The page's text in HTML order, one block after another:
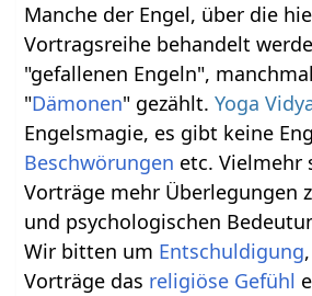
Manche der Engel, über die
Vortragsreihe behandelt
"gefallenen Engeln",
"Dämonen" gezählt.Yoga
Engelsmagie, es gibt keine
Beschwörungen etc. Vielmehr
Vorträge mehr Überlegungen
und psychologischen
Wir bitten um Entschuldigung
Vorträge das religiöse Gefühl